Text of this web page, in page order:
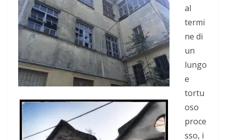
al
termi
ne di
un
lungo
e
tortu
oso
proce
sso, i